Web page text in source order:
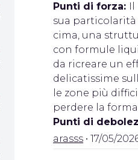
Punti di forza: Il
sua
cima, una
con formule
da ricreare un
delicatissime
le zone più
perdere la
Punti di
arasss • 17/05/